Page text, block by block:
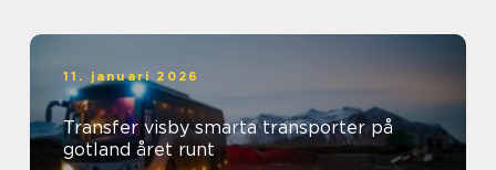
11. januari 2026
Transfer visby smarta transporter på
gotland året runt